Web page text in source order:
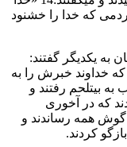
كه خدا را خشنود
به يكديگر گفتند:
كه خداوند خبرش را به
پس با شتاب به بيتلحم رفتند و
كه در آخوری
را به گوش همه رساندند و
كردند.